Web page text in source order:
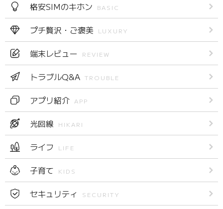
格安SIMのキホン BASIC
プチ贅沢・ご褒美 LUXURY
端末レビュー REVIEW
トラブルQ&A TROUBLE
アプリ紹介 APP
光回線 HIKARI
ライフ LIFE
子育て KIDS
セキュリティ SECURITY